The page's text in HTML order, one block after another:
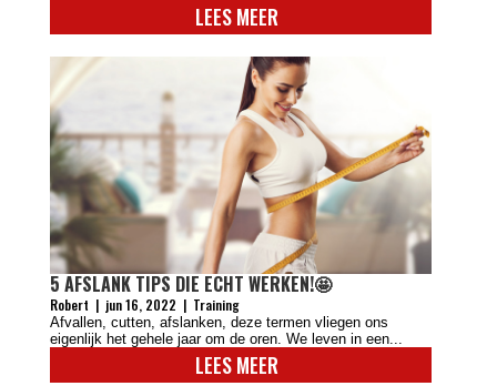
LEES MEER
5 AFSLANK TIPS DIE ECHT WERKEN!🤩​​​​​​​​
Robert | jun 16, 2022 | Training
Afvallen, cutten, afslanken, deze termen vliegen ons
eigenlijk het gehele jaar om de oren. We leven in een...
LEES MEER